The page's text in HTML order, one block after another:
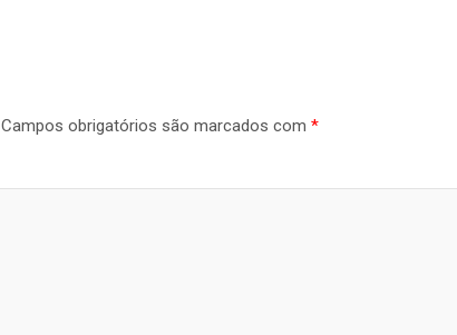
Campos obrigatórios são marcados com *